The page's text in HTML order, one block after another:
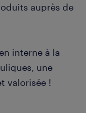
auprès de
interne à la
une
valorisée !